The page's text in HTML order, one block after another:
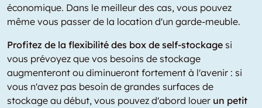
économique. Dans le meilleur des cas, vous pouvez
même vous passer de la location d'un garde-meuble.
Profitez de la flexibilité des box de self-stockage si
vous prévoyez que vos besoins de stockage
augmenteront ou diminueront fortement à l'avenir : si
vous n'avez pas besoin de grandes surfaces de
stockage au début, vous pouvez d'abord louer un petit